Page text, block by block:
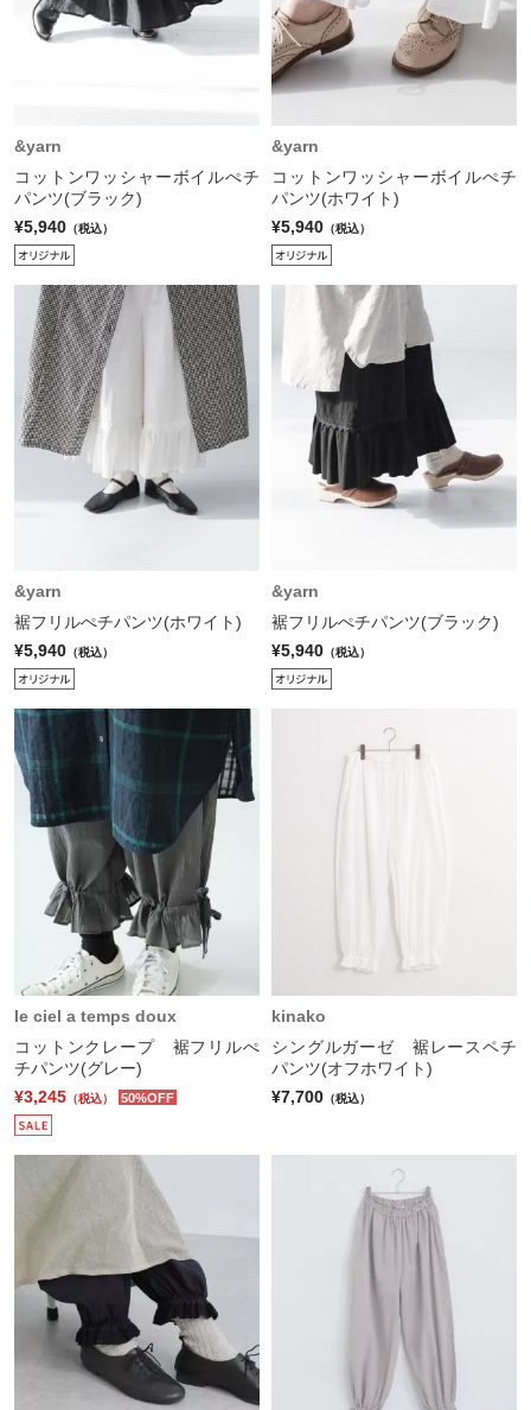
&yarn
コットンワッシャーボイルぺチ
パンツ(ブラック)
¥5,940 （税込）
&yarn
コットンワッシャーボイルぺチ
パンツ(ホワイト)
¥5,940 （税込）
&yarn
裾フリルぺチパンツ(ホワイト)
¥5,940 （税込）
&yarn
裾フリルぺチパンツ(ブラック)
¥5,940 （税込）
le ciel a temps doux
コットンクレープ 裾フリルぺ
チパンツ(グレー)
¥3,245 （税込） 50%OFF
kinako
シングルガーゼ 裾レースペチ
パンツ(オフホワイト)
¥7,700 （税込）